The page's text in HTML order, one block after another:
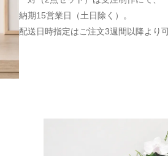
納期15営業日（土日除く）。
配送日時指定はご注文3週間以降より